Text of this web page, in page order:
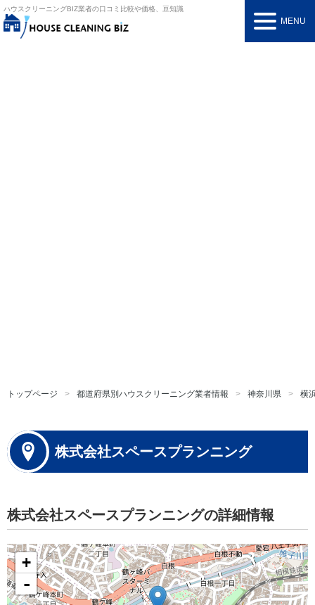
ハウスクリーニングBIZ業者の口コミ比較や価格、豆知識
MENU
トップページ 都道府県別ハウスクリーニング業者情報 神奈川県 横
株式会社スペースプランニング
株式会社スペースプランニングの詳細情報
+
-